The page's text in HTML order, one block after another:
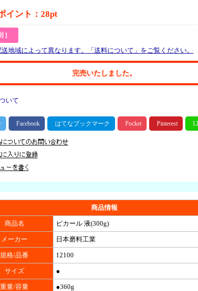
イント：28pt
]
地域によって異なります。「送料について」をご覧ください。
完売いたしました。
いて
商品情報
商品名 ピカール 液(300g)
メーカー 日本磨料工業
規格/品番 12100
サイズ ●
重量/容量 ●360g